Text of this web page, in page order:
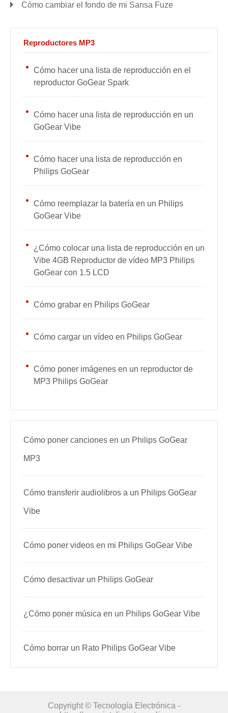
Cómo cambiar el fondo de mi Sansa Fuze
Reproductores MP3
Cómo hacer una lista de reproducción en el
reproductor GoGear Spark
Cómo hacer una lista de reproducción en un
GoGear Vibe
Cómo hacer una lista de reproducción en
Philips GoGear
Cómo reemplazar la batería en un Philips
GoGear Vibe
¿Cómo colocar una lista de reproducción en un
Vibe 4GB Reproductor de vídeo MP3 Philips
GoGear con 1.5 LCD
Cómo grabar en Philips GoGear
Cómo cargar un vídeo en Philips GoGear
Cómo poner imágenes en un reproductor de
MP3 Philips GoGear
Cómo poner canciones en un Philips GoGear
MP3
Cómo transferir audiolibros a un Philips GoGear
Vibe
Cómo poner videos en mi Philips GoGear Vibe
Cómo desactivar un Philips GoGear
¿Cómo poner música en un Philips GoGear Vibe
Cómo borrar un Rato Philips GoGear Vibe
Copyright © Tecnología Electrónica -